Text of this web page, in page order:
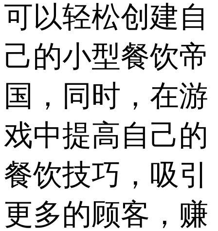
可以轻松创建自
己的小型餐饮帝
国，同时，在游
戏中提高自己的
餐饮技巧，吸引
更多的顾客，赚